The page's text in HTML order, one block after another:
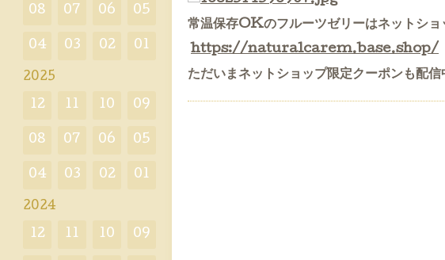
常温保存OKのフルーツゼリーはネットショ
https://naturalcarem.base.shop/
ただいまネットショップ限定クーポンも配信
08 07 06 05
04 03 02 01
2025
12 11 10 09
08 07 06 05
04 03 02 01
2024
12 11 10 09